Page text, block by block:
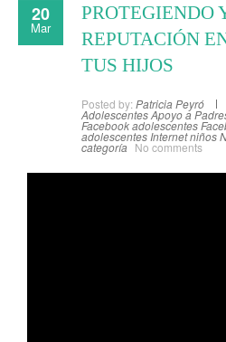
20
Mar
PROTEGIENDO
REPUTACIÓN
TUS HIJOS
Posted by: Patricia Peyró
AdolescentesApoyo a
Facebook adolescentes
adolescentes Internet niños
categoría No comments